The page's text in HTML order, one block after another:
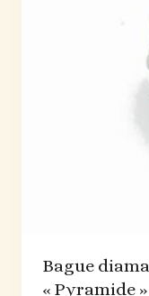
Bague
« Pyramide »